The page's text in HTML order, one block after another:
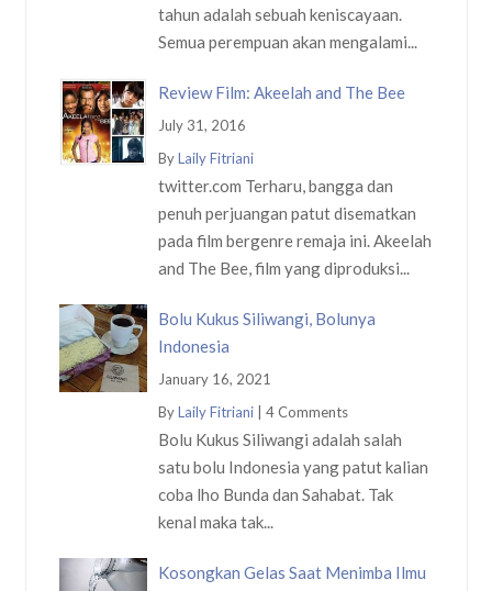
tahun adalah sebuah keniscayaan.
Semua perempuan akan mengalami...
Review Film: Akeelah and The Bee
July 31, 2016
ByLaily Fitriani
twitter.com Terharu, bangga dan
penuh perjuangan patut disematkan
pada film bergenre remaja ini. Akeelah
and The Bee, film yang diproduksi...
Bolu Kukus Siliwangi, Bolunya
Indonesia
January 16, 2021
ByLaily Fitriani| 4 Comments
Bolu Kukus Siliwangi adalah salah
satu bolu Indonesia yang patut kalian
coba lho Bunda dan Sahabat. Tak
kenal maka tak...
Kosongkan Gelas Saat Menimba Ilmu